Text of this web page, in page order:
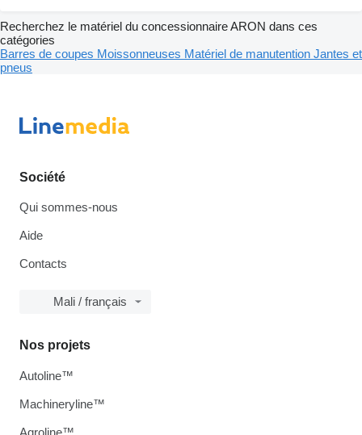
Recherchez le matériel du concessionnaire ARON dans ces
catégories
Barres de coupes Moissonneuses Matériel de manutention Jantes et
pneus
Société
Qui sommes-nous
Aide
Contacts
Mali / français
Nos projets
Autoline™
Machineryline™